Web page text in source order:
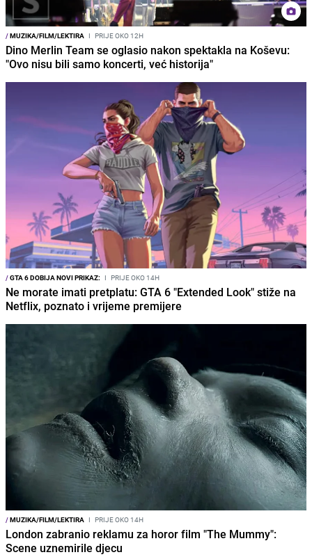
/MUZIKA/FILM/LEKTIRA I PRIJE OKO 12H
Dino Merlin Team se oglasio nakon spektakla na Koševu:
"Ovo nisu bili samo koncerti, već historija"
/GTA 6 DOBIJA NOVI PRIKAZ: I PRIJE OKO 14H
Ne morate imati pretplatu: GTA 6 "Extended Look" stiže na
Netflix, poznato i vrijeme premijere
/MUZIKA/FILM/LEKTIRA I PRIJE OKO 14H
London zabranio reklamu za horor film "The Mummy":
Scene uznemirile djecu